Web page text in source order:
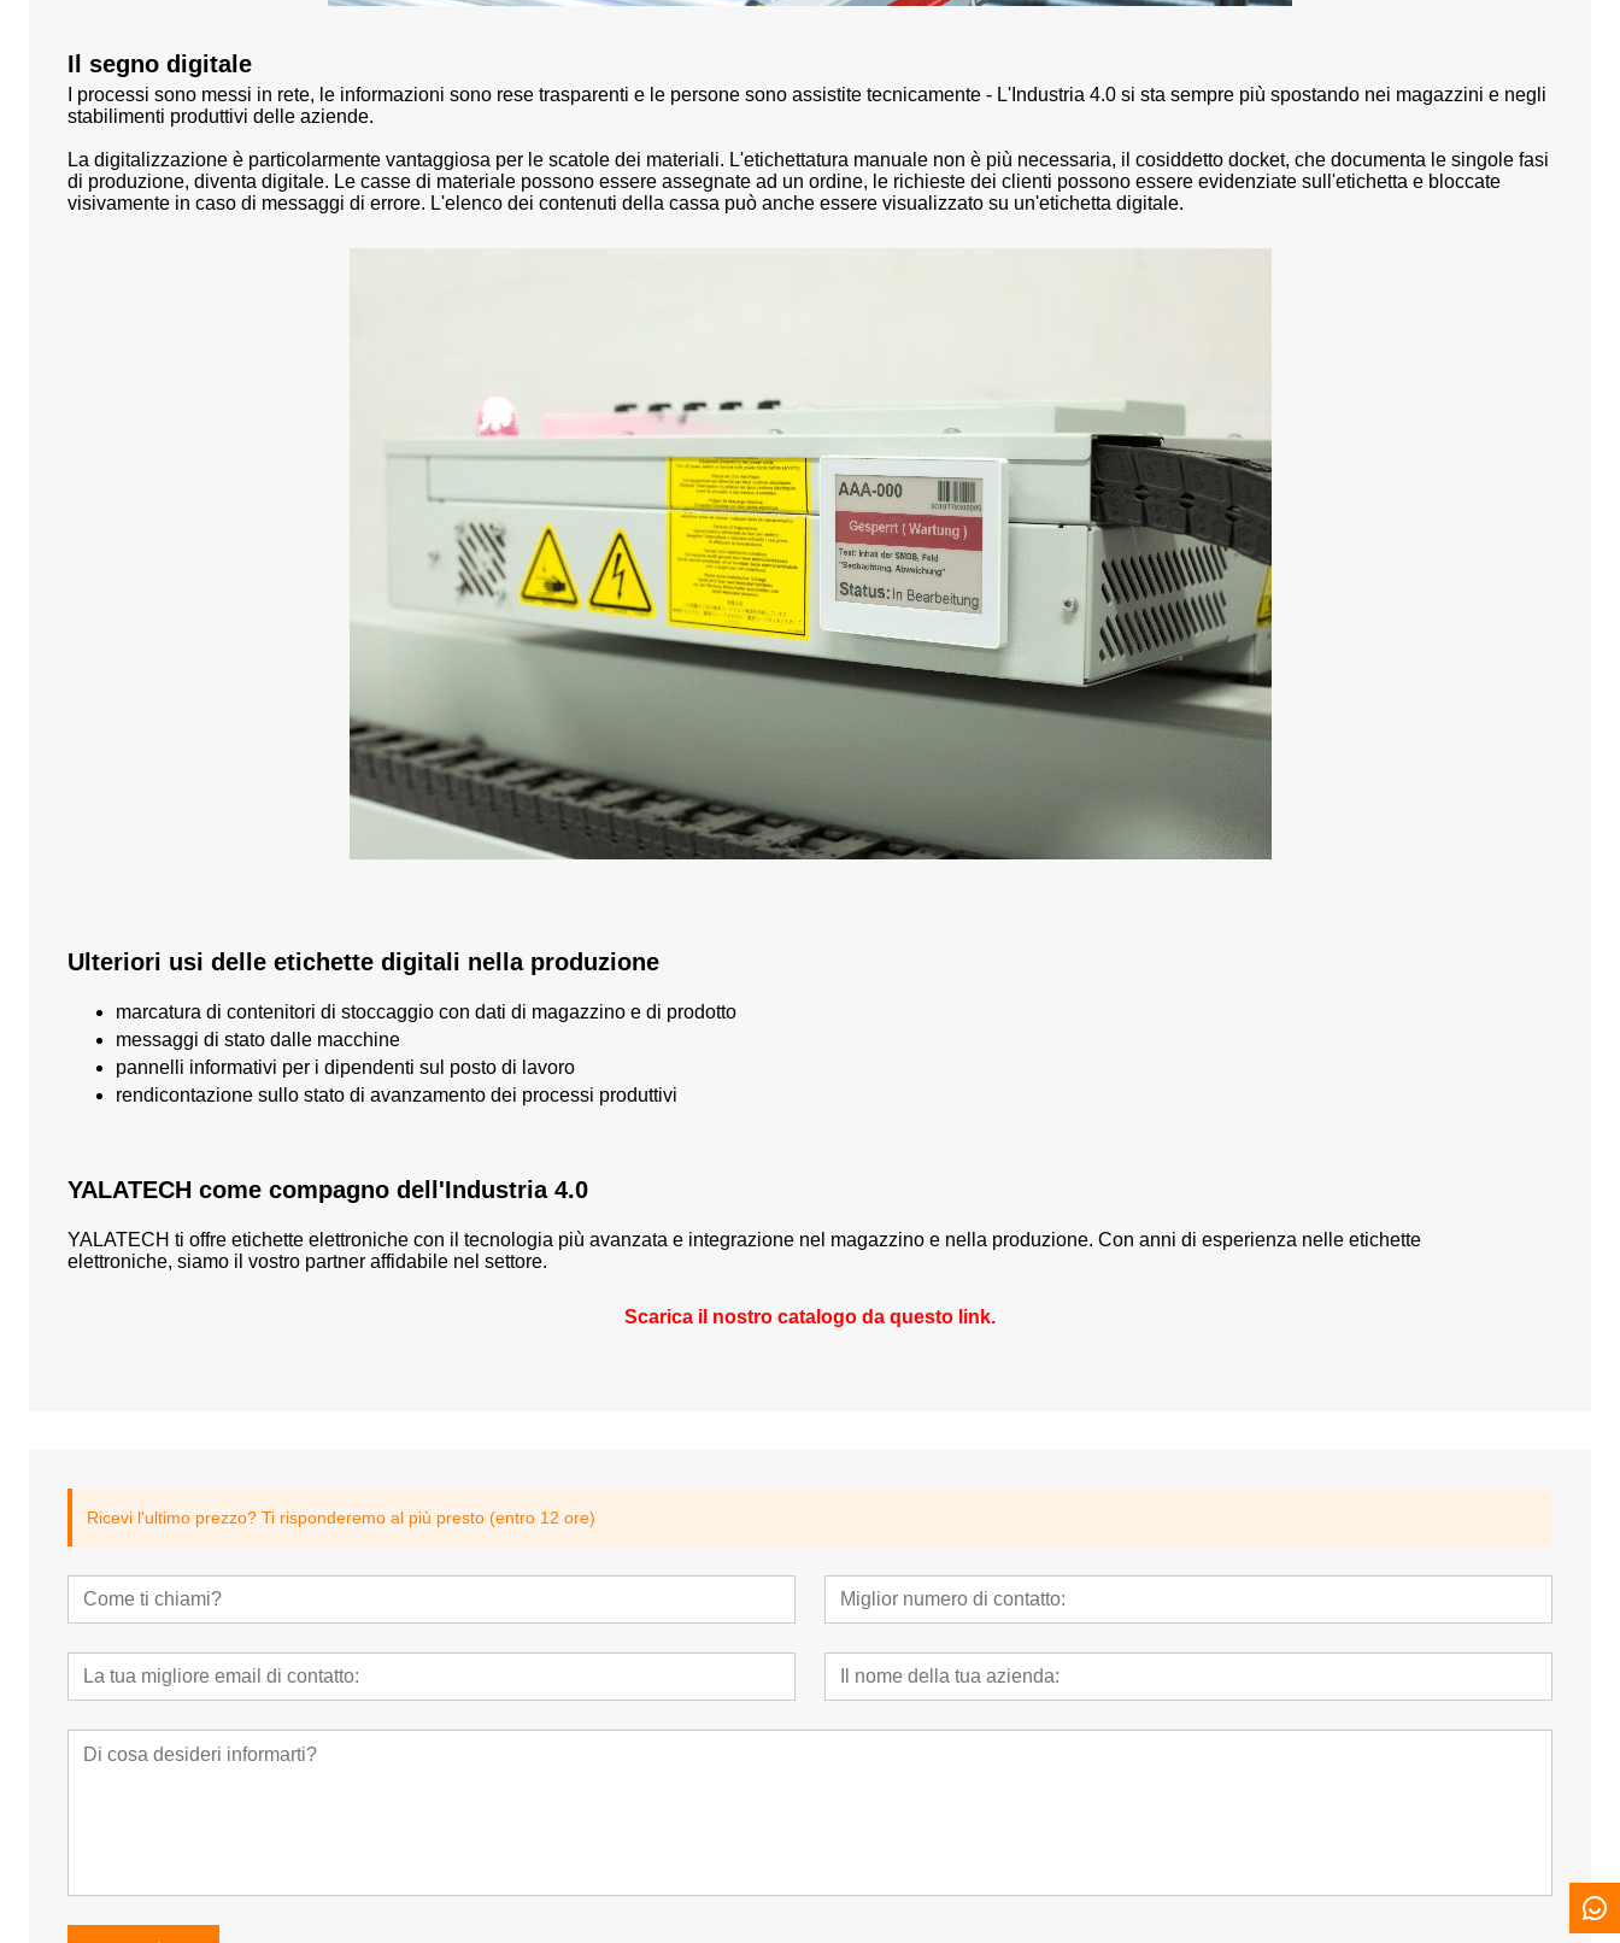
Il segno digitale
I processi sono messi in rete, le informazioni sono rese trasparenti e le persone sono assistite tecnicamente - L'Industria 4.0 si sta sempre più spostando nei magazzini e negli
stabilimenti produttivi delle aziende.
La digitalizzazione è particolarmente vantaggiosa per le scatole dei materiali. L'etichettatura manuale non è più necessaria, il cosiddetto docket, che documenta le singole fasi
di produzione, diventa digitale. Le casse di materiale possono essere assegnate ad un ordine, le richieste dei clienti possono essere evidenziate sull'etichetta e bloccate
visivamente in caso di messaggi di errore. L'elenco dei contenuti della cassa può anche essere visualizzato su un'etichetta digitale.
Ulteriori usi delle etichette digitali nella produzione
marcatura di contenitori di stoccaggio con dati di magazzino e di prodotto
messaggi di stato dalle macchine
pannelli informativi per i dipendenti sul posto di lavoro
rendicontazione sullo stato di avanzamento dei processi produttivi
YALATECH come compagno dell'Industria 4.0
YALATECH ti offre etichette elettroniche con il tecnologia più avanzata e integrazione nel magazzino e nella produzione. Con anni di esperienza nelle etichette
elettroniche, siamo il vostro partner affidabile nel settore.
Scarica il nostro catalogo da questo link.
Ricevi l'ultimo prezzo? Ti risponderemo al più presto (entro 12 ore)